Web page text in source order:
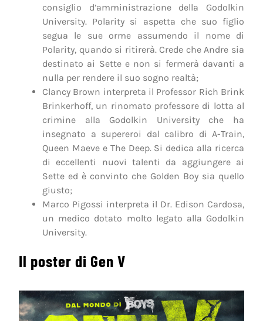
consiglio d’amministrazione della Godolkin
University. Polarity si aspetta che suo figlio
segua le sue orme assumendo il nome di
Polarity, quando si ritirerà. Crede che Andre sia
destinato ai Sette e non si fermerà davanti a
nulla per rendere il suo sogno realtà;
Clancy Brown interpreta il Professor Rich Brink
Brinkerhoff, un rinomato professore di lotta al
crimine alla Godolkin University che ha
insegnato a supereroi dal calibro di A-Train,
Queen Maeve e The Deep. Si dedica alla ricerca
di eccellenti nuovi talenti da aggiungere ai
Sette ed è convinto che Golden Boy sia quello
giusto;
Marco Pigossi interpreta il Dr. Edison Cardosa,
un medico dotato molto legato alla Godolkin
University.
Il poster di Gen V